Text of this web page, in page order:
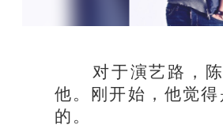
对于演艺路，陈
他。刚开始，他觉
的。